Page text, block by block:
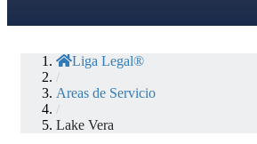
Liga Legal®
/
Areas de Servicio
/
Lake Vera